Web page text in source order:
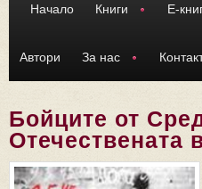
Начало Книги Е-
Автори За нас
Бойците от
Отечествената